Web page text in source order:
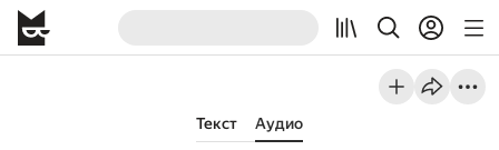
Текст Аудио